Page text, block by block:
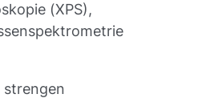
(XPS),
strengen